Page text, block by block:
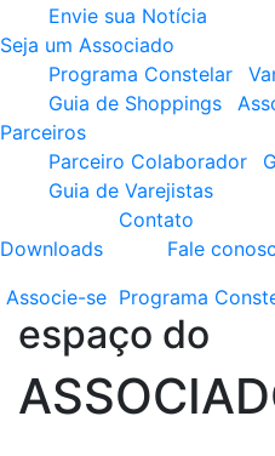
Envie sua Notícia
Seja um Associado
Programa Constelar
Guia de Shoppings
Parceiros
Parceiro Colaborador
Guia de Varejistas
Downloads
Contato
Fale
Associe-se Programa
espaço do